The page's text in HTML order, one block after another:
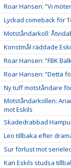
Roar Hansen: ”Vi
Lyckad comeback för
Motståndarkoll:
Konstmål räddade
Roar Hansen: ”FBK
Roar Hansen: ”Detta
Ny tuff motståndare
Motståndarkollen:
mot Eskils
Skadedrabbad
Leo tillbaka efter
Sur förlust mot
Kan Eskils studsa